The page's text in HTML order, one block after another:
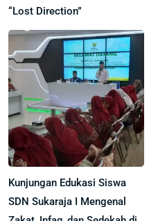
“Lost Direction”
Kunjungan Edukasi Siswa
SDN Sukaraja I Mengenal